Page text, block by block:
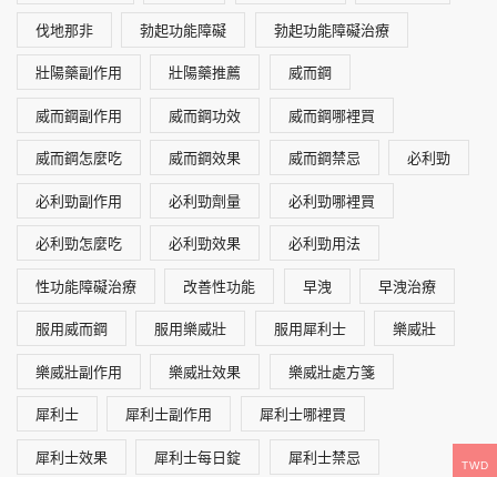
伐地那非 勃起功能障礙 勃起功能障礙治療
壯陽藥副作用 壯陽藥推薦 威而鋼
威而鋼副作用 威而鋼功效 威而鋼哪裡買
威而鋼怎麼吃 威而鋼效果 威而鋼禁忌 必利勁
必利勁副作用 必利勁劑量 必利勁哪裡買
必利勁怎麼吃 必利勁效果 必利勁用法
性功能障礙治療 改善性功能 早洩 早洩治療
服用威而鋼 服用樂威壯 服用犀利士 樂威壯
樂威壯副作用 樂威壯效果 樂威壯處方箋
犀利士 犀利士副作用 犀利士哪裡買
犀利士效果 犀利士每日錠 犀利士禁忌 TWD